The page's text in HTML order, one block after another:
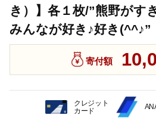
き）】各１枚/”熊野がす
みんなが好き♪好き(^^♪”
寄付額
クレジット
カード